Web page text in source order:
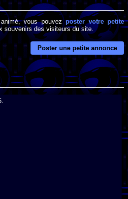
vous pouvezposter votre petite
souvenirs des visiteurs du site.
Poster une petite annonce